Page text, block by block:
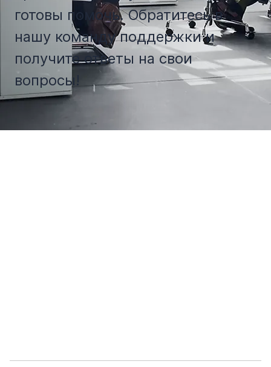
готовы помочь. Обратитесь в
нашу команду поддержки и
получите ответы на свои
вопросы!